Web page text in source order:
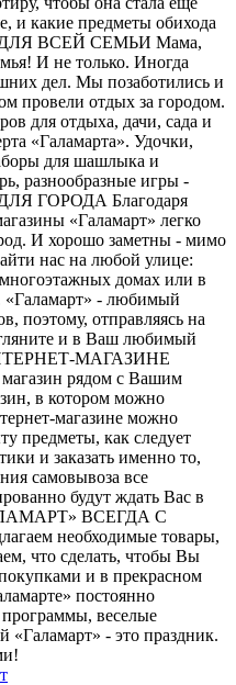
и какие предметы обихода
ДЛЯ ВСЕЙ СЕМЬИ Мама,
И не только. Иногда
дел. Мы позаботились и
провели отдых за городом.
для отдыха, дачи, сада и
«Галамарта». Удочки,
для шашлыка и
разнообразные игры -
ГОРОДА Благодаря
«Галамарт» легко
И хорошо заметны - мимо
нас на любой улице:
домах или в
«Галамарт» - любимый
поэтому, отправляясь на
и в Ваш любимый
МАГАЗИНЕ
магазин рядом с Вашим
в котором можно
магазине можно
предметы, как следует
и заказать именно то,
самовывоза все
будут ждать Вас в
ВСЕГДА С
необходимые товары,
что сделать, чтобы Вы
и в прекрасном
постоянно
программы, веселые
- это праздник.